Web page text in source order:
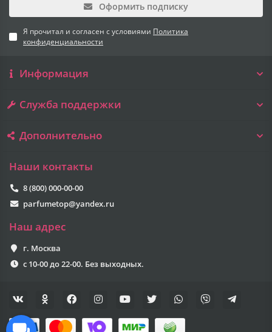
Оформить подписку
Я прочитал и согласен с условиями Политика
конфиденциальности
Информация
Служба поддержки
Дополнительно
Наши контакты
8 (800) 000-00-00
parfumetop@yandex.ru
Наш адрес
г. Москва
с 10-00 до 22-00. Без выходных.